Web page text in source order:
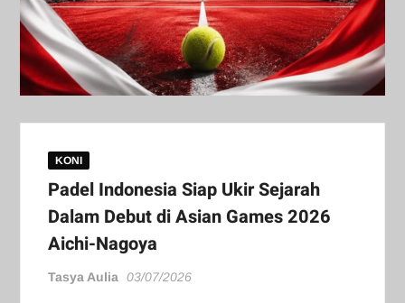
KONI
Padel Indonesia Siap Ukir Sejarah
Dalam Debut di Asian Games 2026
Aichi-Nagoya
Tasya Aulia 03/07/2026